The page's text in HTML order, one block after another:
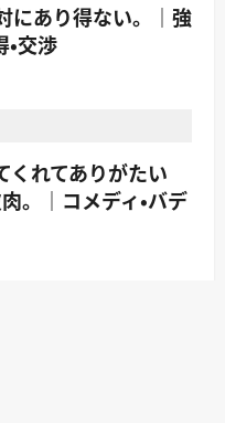
にあり得ない。｜強
交渉
くれてありがたい
。｜コメディ・バデ